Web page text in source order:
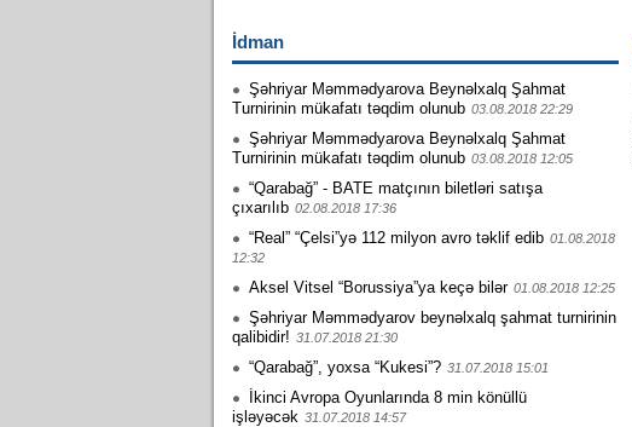
İdman
Şəhriyar Məmmədyarova Beynəlxalq Şahmat
Turnirinin mükafatı təqdim olunub 03.08.2018 22:29
Şəhriyar Məmmədyarova Beynəlxalq Şahmat
Turnirinin mükafatı təqdim olunub 03.08.2018 12:05
“Qarabağ” - BATE matçının biletləri satışa
çıxarılıb 02.08.2018 17:36
“Real” “Çelsi”yə 112 milyon avro təklif edib 01.08.2018
12:32
Aksel Vitsel “Borussiya”ya keçə bilər 01.08.2018 12:25
Şəhriyar Məmmədyarov beynəlxalq şahmat turnirinin
qalibidir! 31.07.2018 21:30
“Qarabağ”, yoxsa “Kukesi”? 31.07.2018 15:01
İkinci Avropa Oyunlarında 8 min könüllü
işləyəcək 31.07.2018 14:57